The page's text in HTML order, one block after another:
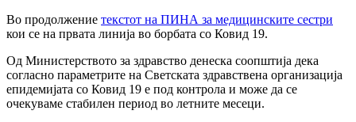
Во продолжение текстот на ПИНА за медицинските сестри
кои се на првата линија во борбата со Ковид 19.
Од Министерството за здравство денеска соопштија дека
согласно параметрите на Светската здравствена организација
епидемијата со Ковид 19 е под контрола и може да се
очекуваме стабилен период во летните месеци.